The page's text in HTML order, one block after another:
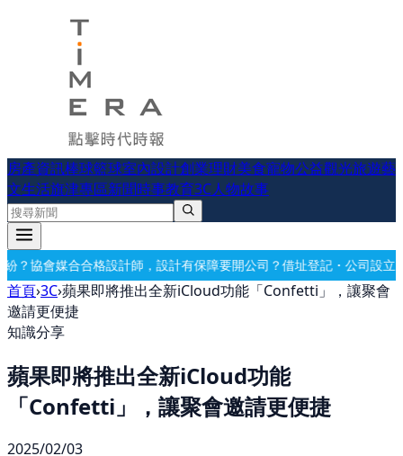
房產資訊棒球籃球室內設計創業理財美食寵物公益觀光旅遊藝
文生活旗津專區新聞時事教育3C人物故事
計有保障要開公司？借址登記・公司設立・工商登記一次辦好記帳報
首頁›3C›蘋果即將推出全新iCloud功能「Confetti」，讓聚會
邀請更便捷
知識分享
蘋果即將推出全新iCloud功能
「Confetti」，讓聚會邀請更便捷
2025/02/03